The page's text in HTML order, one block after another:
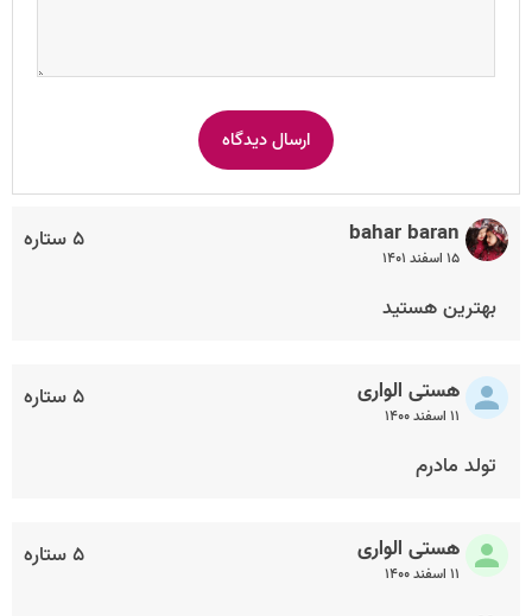
۵ ستاره bahar baran
۱۵ اسفند ۱۴۰۱
بهترین هستید
۵ ستاره هستی الواری
۱۱ اسفند ۱۴۰۰
تولد مادرم
۵ ستاره هستی الواری
۱۱ اسفند ۱۴۰۰